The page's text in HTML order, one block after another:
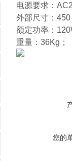
电源要求：
外部尺寸：
额定功率：
重量：36Kg；
您的